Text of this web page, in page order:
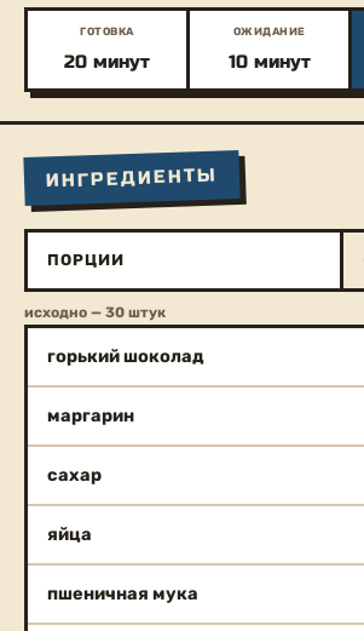
ГОТОВКА
20 минут
ОЖИДАНИЕ
10 минут
ИНГРЕДИЕНТЫ
ПОРЦИИ
исходно — 30 штук
горький шоколад
маргарин
сахар
яйца
пшеничная мука